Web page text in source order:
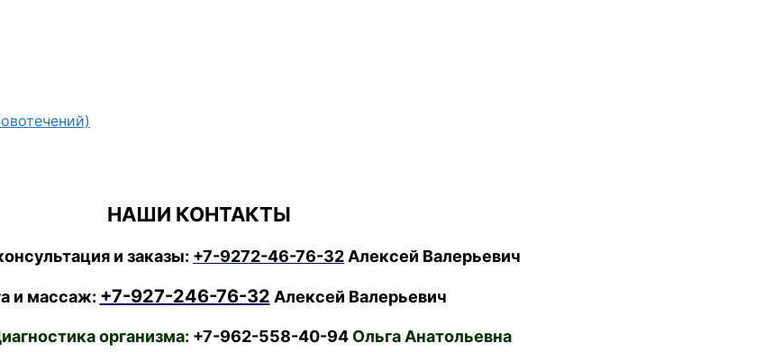
НАШИ КОНТАКТЫ
и заказы: +7-9272-46-76-32 Алексей Валерьевич
и массаж: +7-927-246-76-32 Алексей Валерьевич
организма: +7-962-558-40-94 Ольга Анатольевна